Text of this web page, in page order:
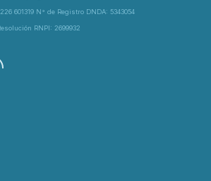
601319 N° de Registro DNDA: 5343054
RNPI: 2699932